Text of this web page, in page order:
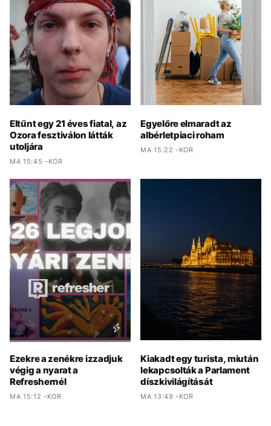
Eltűnt egy 21 éves fiatal, az
Ozora fesztiválon látták
utoljára
MA 15:45 -KOR
Egyelőre elmaradt az
albérletpiaci roham
MA 15:22 -KOR
Ezekre a zenékre izzadjuk
végig a nyarat a
Refreshernél
MA 15:12 -KOR
Kiakadt egy turista, miután
lekapcsolták a Parlament
díszkivilágítását
MA 13:49 -KOR